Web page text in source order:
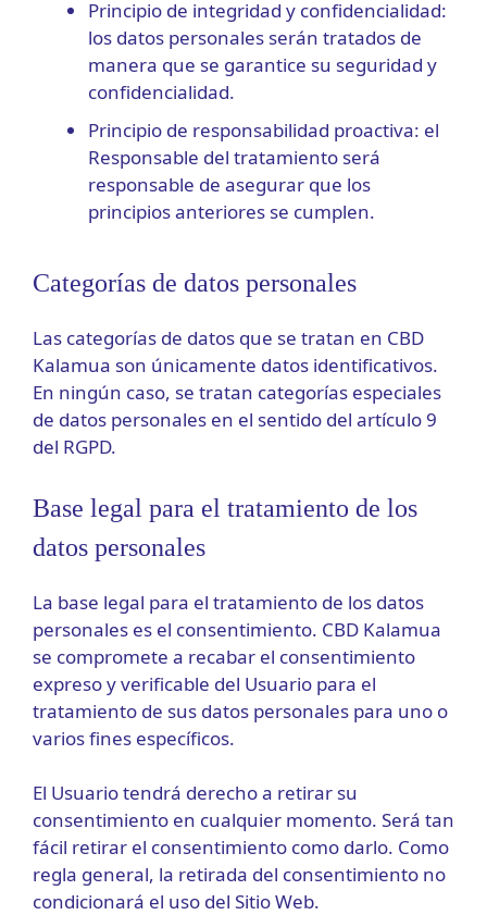
Principio de integridad y confidencialidad:
los datos personales serán tratados de
manera que se garantice su seguridad y
confidencialidad.
Principio de responsabilidad proactiva: el
Responsable del tratamiento será
responsable de asegurar que los
principios anteriores se cumplen.
Categorías de datos personales
Las categorías de datos que se tratan en CBD
Kalamua son únicamente datos identificativos.
En ningún caso, se tratan categorías especiales
de datos personales en el sentido del artículo 9
del RGPD.
Base legal para el tratamiento de los
datos personales
La base legal para el tratamiento de los datos
personales es el consentimiento. CBD Kalamua
se compromete a recabar el consentimiento
expreso y verificable del Usuario para el
tratamiento de sus datos personales para uno o
varios fines específicos.
El Usuario tendrá derecho a retirar su
consentimiento en cualquier momento. Será tan
fácil retirar el consentimiento como darlo. Como
regla general, la retirada del consentimiento no
condicionará el uso del Sitio Web.